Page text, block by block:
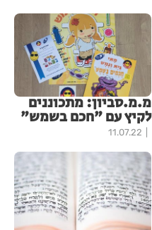
מ.מ.סביון: מתכוננים
לקיץ עם "חכם בשמש"
11.07.22